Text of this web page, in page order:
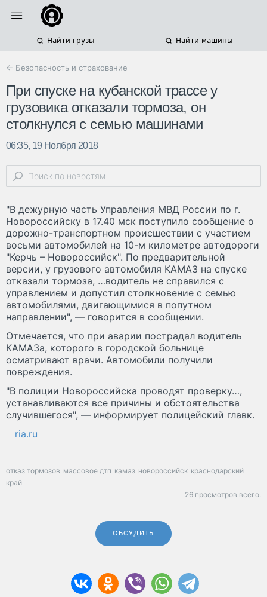
Найти грузы Найти машины
← Безопасность и страхование
При спуске на кубанской трассе у
грузовика отказали тормоза, он
столкнулся с семью машинами
06:35, 19 Ноября 2018
"В дежурную часть Управления МВД России по г.
Новороссийску в 17.40 мск поступило сообщение о
дорожно-транспортном происшествии с участием
восьми автомобилей на 10-м километре автодороги
"Керчь – Новороссийск". По предварительной
версии, у грузового автомобиля КАМАЗ на спуске
отказали тормоза, …водитель не справился с
управлением и допустил столкновение с семью
автомобилями, двигающимися в попутном
направлении", — говорится в сообщении.
Отмечается, что при аварии пострадал водитель
КАМАЗа, которого в городской больнице
осматривают врачи. Автомобили получили
повреждения.
"В полиции Новороссийска проводят проверку…,
устанавливаются все причины и обстоятельства
случившегося", — информирует полицейский главк.
ria.ru
отказ тормозов массовое дтп камаз новороссийск краснодарский
край
26 просмотров всего.
ОБСУДИТЬ